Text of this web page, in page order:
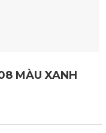
MÀU XANH